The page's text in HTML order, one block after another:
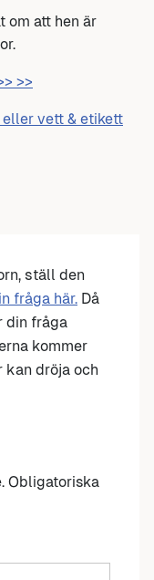
om att hen är
>>
vett & etikett
ställ den
fråga här. Då
din fråga
kommer
kan dröja och
Obligatoriska